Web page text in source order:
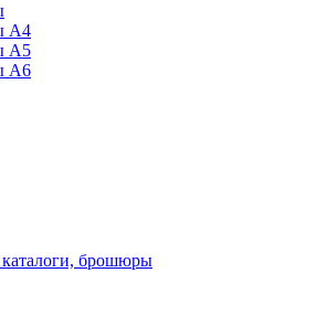
А4
А5
А6
брошюры